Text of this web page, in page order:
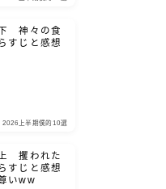
神々の食
すじと感想
2026上半期僕的10選
攫われた
すじと感想
いww